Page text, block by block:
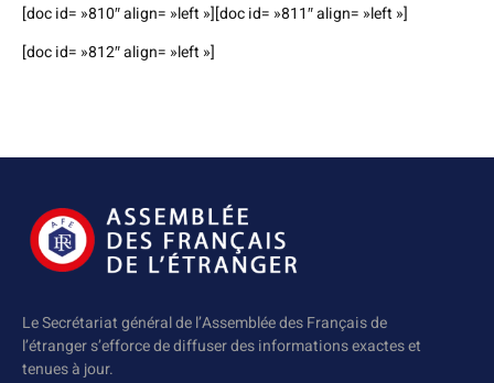
[doc id= »810″ align= »left »][doc id= »811″ align= »left »]
[doc id= »812″ align= »left »]
Le Secrétariat général de l’Assemblée des Français de
l’étranger s’efforce de diffuser des informations exactes et
tenues à jour.